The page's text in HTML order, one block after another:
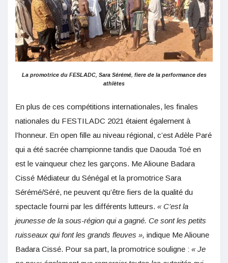
La promotrice du FESLADC, Sara Sérémé, fiere de la performance des
athlètes
En plus de ces compétitions internationales, les finales
nationales du FESTILADC 2021 étaient également à
l’honneur. En open fille au niveau régional, c’est Adèle Paré
qui a été sacrée championne tandis que Daouda Toé en
est le vainqueur chez les garçons. Me Alioune Badara
Cissé Médiateur du Sénégal et la promotrice Sara
Sérémé/Séré, ne peuvent qu’être fiers de la qualité du
spectacle fourni par les différents lutteurs. « C’est la
jeunesse de la sous-région qui a gagné. Ce sont les petits
ruisseaux qui font les grands fleuves », indique Me Alioune
Badara Cissé. Pour sa part, la promotrice souligne : « Je